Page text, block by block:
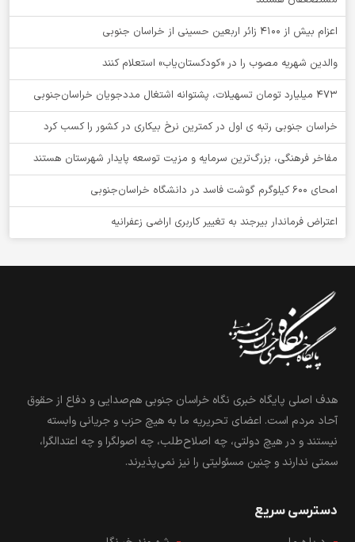
اعزام بیش از 4100 زائر اربعین حسینی از خراسان جنوبی
والدین شهریه مصوب را در «کودکستان‌یاب» استعلام کنند
۴۷۳ میلیارد تومان تسهیلات، پشتوانه اشتغال مددجویان خراسان‌جنوبی
خراسان جنوبی رتبه ی اول در کمترین نرخ بیکاری در کشور را کسب کرد
مفاخر فرهنگی، بزرگ‌ترین سرمایه و مزیت توسعه پایدار شهرستان هستند
امحای ۶۰۰ کیلوگرم گوشت فاسد در دانشگاه خراسان‌جنوبی
اعتراض فرماندار بیرجند به تغییر کاربری اراضی زعفرانیه
هدف اصلی پایگاه خبری نگاه خراسان جنوبی هم‌صدایی و دفاع از حقوق
آحاد مردم است. اعضای تحریریه ما به هیچ حزب و جریانی وابسته
نیستند و در هیچ دولتی، چه اصلاح‌طلب، چه اصولگرا و چه اعتدالگرا،
سمتی ندارند و چنین مسئولیتی را نیز نمی‌پذیرند.
دسترسی سریع